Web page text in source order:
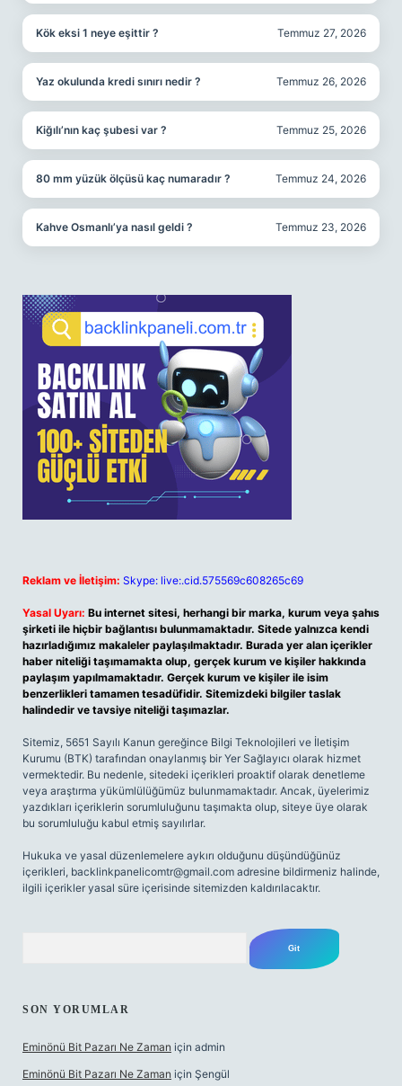
Kök eksi 1 neye eşittir ? Temmuz 27, 2026
Yaz okulunda kredi sınırı nedir ? Temmuz 26, 2026
Kiğılı’nın kaç şubesi var ? Temmuz 25, 2026
80 mm yüzük ölçüsü kaç numaradır ? Temmuz 24, 2026
Kahve Osmanlı’ya nasıl geldi ? Temmuz 23, 2026
Reklam ve İletişim: Skype: live:.cid.575569c608265c69
Yasal Uyarı: Bu internet sitesi, herhangi bir marka, kurum veya şahıs
şirketi ile hiçbir bağlantısı bulunmamaktadır. Sitede yalnızca kendi
hazırladığımız makaleler paylaşılmaktadır. Burada yer alan içerikler
haber niteliği taşımamakta olup, gerçek kurum ve kişiler hakkında
paylaşım yapılmamaktadır. Gerçek kurum ve kişiler ile isim
benzerlikleri tamamen tesadüfidir. Sitemizdeki bilgiler taslak
halindedir ve tavsiye niteliği taşımazlar.
Sitemiz, 5651 Sayılı Kanun gereğince Bilgi Teknolojileri ve İletişim
Kurumu (BTK) tarafından onaylanmış bir Yer Sağlayıcı olarak hizmet
vermektedir. Bu nedenle, sitedeki içerikleri proaktif olarak denetleme
veya araştırma yükümlülüğümüz bulunmamaktadır. Ancak, üyelerimiz
yazdıkları içeriklerin sorumluluğunu taşımakta olup, siteye üye olarak
bu sorumluluğu kabul etmiş sayılırlar.
Hukuka ve yasal düzenlemelere aykırı olduğunu düşündüğünüz
içerikleri, backlinkpanelicomtr@gmail.com adresine bildirmeniz halinde,
ilgili içerikler yasal süre içerisinde sitemizden kaldırılacaktır.
SON YORUMLAR
Eminönü Bit Pazarı Ne Zaman için admin
Eminönü Bit Pazarı Ne Zaman için Şengül